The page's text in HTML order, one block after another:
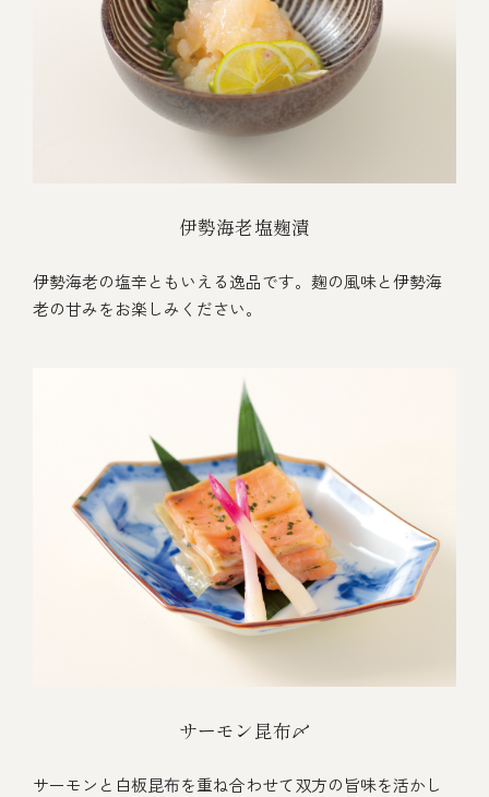
伊勢海老塩麹漬
伊勢海老の塩辛ともいえる逸品です。麹の風味と伊勢海
老の甘みをお楽しみください。
サーモン昆布〆
サーモンと白板昆布を重ね合わせて双方の旨味を活かし